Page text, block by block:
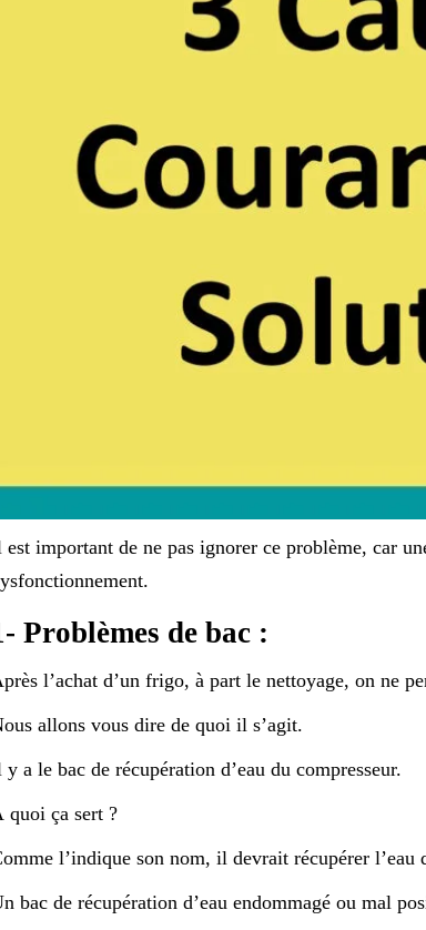
est important de ne pas ignorer ce problème, car
Problèmes de bac :
l’achat d’un frigo, à part le nettoyage, on ne
allons vous dire de quoi il s’agit.
a le bac de récupération d’eau du compresseur.
quoi ça sert ?
l’indique son nom, il devrait récupérer l’eau
bac de récupération d’eau endommagé ou mal